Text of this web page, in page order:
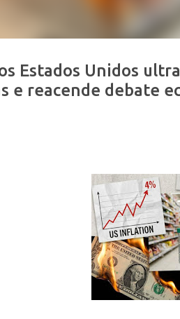
Estados Unidos
e reacende debate